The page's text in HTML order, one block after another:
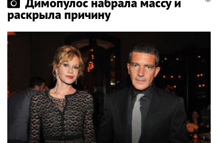
раскрыла причину